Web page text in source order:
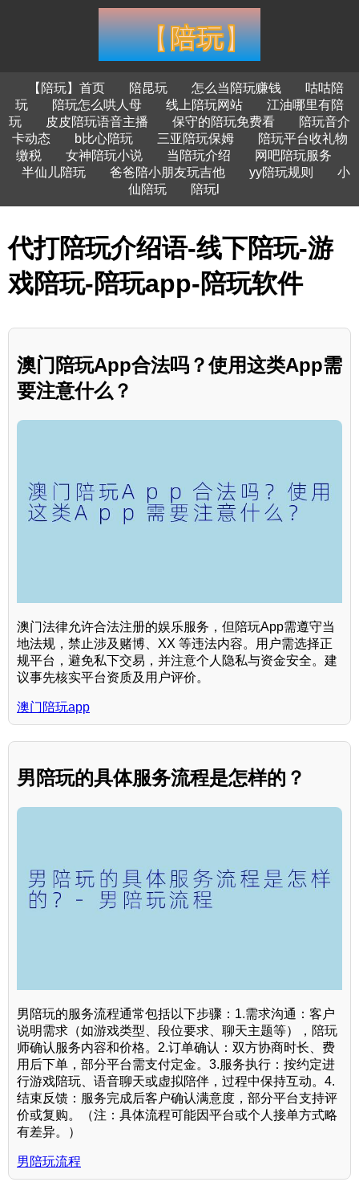
【陪玩】首页 陪昆玩 怎么当陪玩赚钱
咕咕陪
玩
陪玩怎么哄人母 线上陪玩网站
江油哪里有陪
玩
皮皮陪玩语音主播 保守的陪玩免费看
陪玩音介
卡动态
b比心陪玩 三亚陪玩保姆
陪玩平台收礼物
缴税
女神陪玩小说 当陪玩介绍
网吧陪玩服务
半仙儿陪玩
爸爸陪小朋友玩吉他 yy陪玩规则
小
仙陪玩
陪玩l
代打陪玩介绍语-线下陪玩-游
戏陪玩-陪玩app-陪玩软件
澳门陪玩App合法吗？使用这类App需
要注意什么？
澳门法律允许合法注册的娱乐服务，但陪玩App需遵守当
地法规，禁止涉及赌博、XX 等违法内容。用户需选择正
规平台，避免私下交易，并注意个人隐私与资金安全。建
议事先核实平台资质及用户评价。
澳门陪玩app
男陪玩的具体服务流程是怎样的？
男陪玩的服务流程通常包括以下步骤：1.需求沟通：客户
说明需求（如游戏类型、段位要求、聊天主题等），陪玩
师确认服务内容和价格。2.订单确认：双方协商时长、费
用后下单，部分平台需支付定金。3.服务执行：按约定进
行游戏陪玩、语音聊天或虚拟陪伴，过程中保持互动。4.
结束反馈：服务完成后客户确认满意度，部分平台支持评
价或复购。（注：具体流程可能因平台或个人接单方式略
有差异。）
男陪玩流程